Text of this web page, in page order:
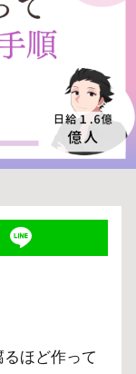
ほど作って